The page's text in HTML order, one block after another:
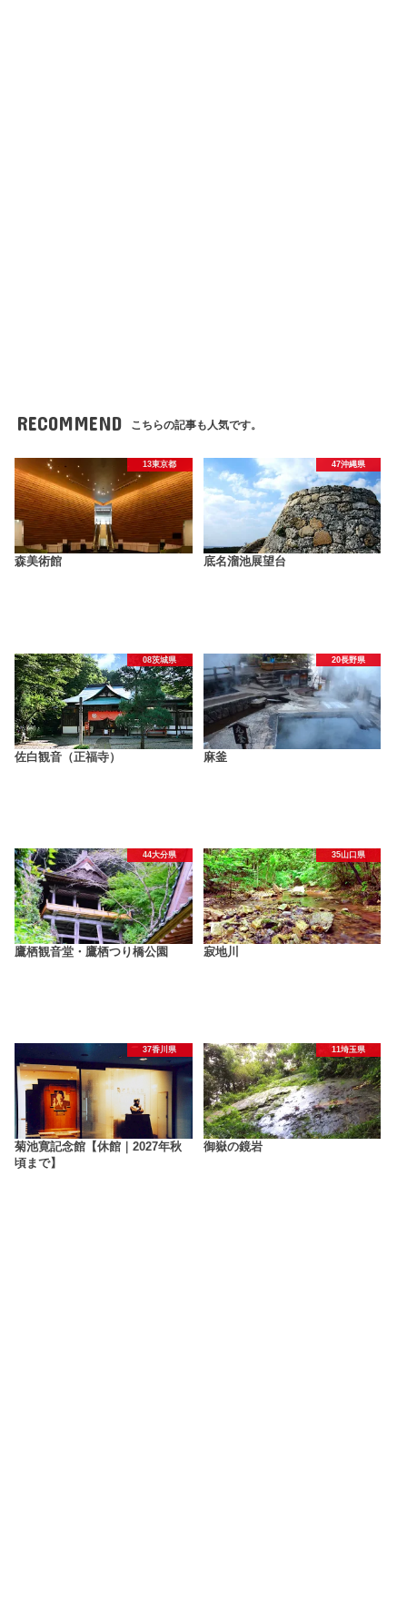
RECOMMEND こちらの記事も人気です。
13東京都
森美術館
47沖縄県
底名溜池展望台
08茨城県
佐白観音（正福寺）
20長野県
麻釜
44大分県
鷹栖観音堂・鷹栖つり橋公園
35山口県
寂地川
37香川県
菊池寛記念館【休館｜2027年秋
頃まで】
11埼玉県
御嶽の鏡岩